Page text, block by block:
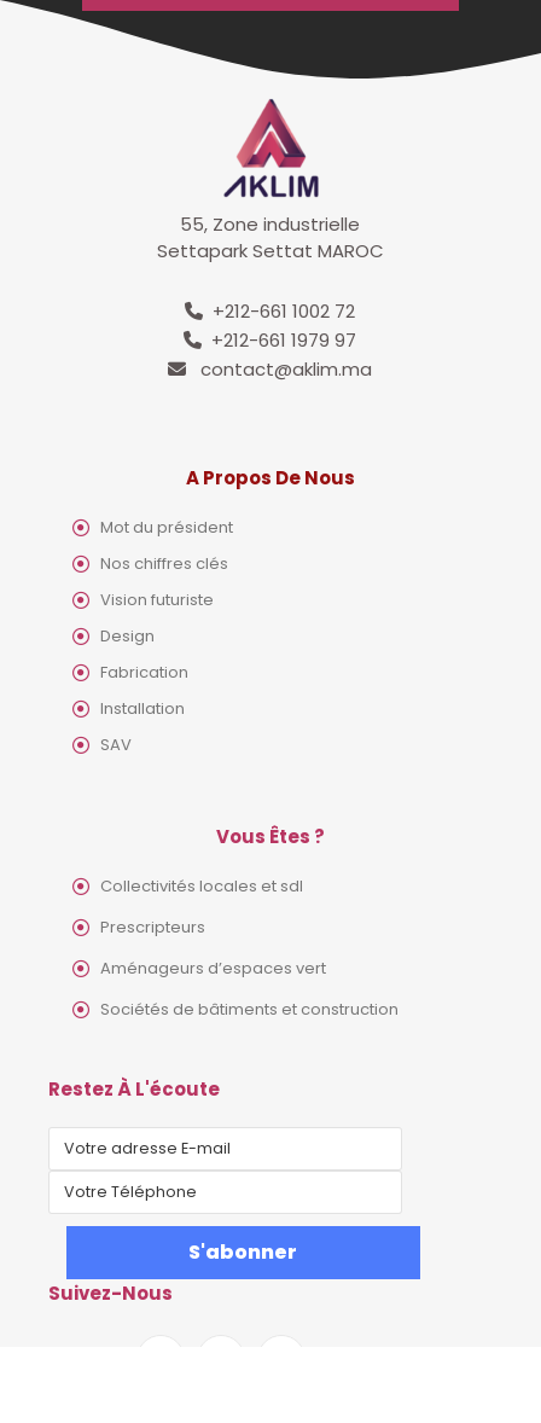
55, Zone industrielle
Settapark Settat MAROC
+212-661 1002 72
+212-661 1979 97
contact@aklim.ma
A Propos De Nous
Mot du président
Nos chiffres clés
Vision futuriste
Design
Fabrication
Installation
SAV
Vous Êtes ?
Collectivités locales et sdl
Prescripteurs
Aménageurs d’espaces vert
Sociétés de bâtiments et construction
Restez À L'écoute
Suivez-Nous